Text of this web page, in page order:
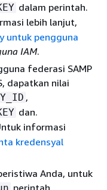
dalam perintah.
lebih lanjut,
untuk pengguna
IAM.
federasi SAMP
dapatkan nilai
,
dan.
informasi
kredensyal
Anda, untuk
perintah.